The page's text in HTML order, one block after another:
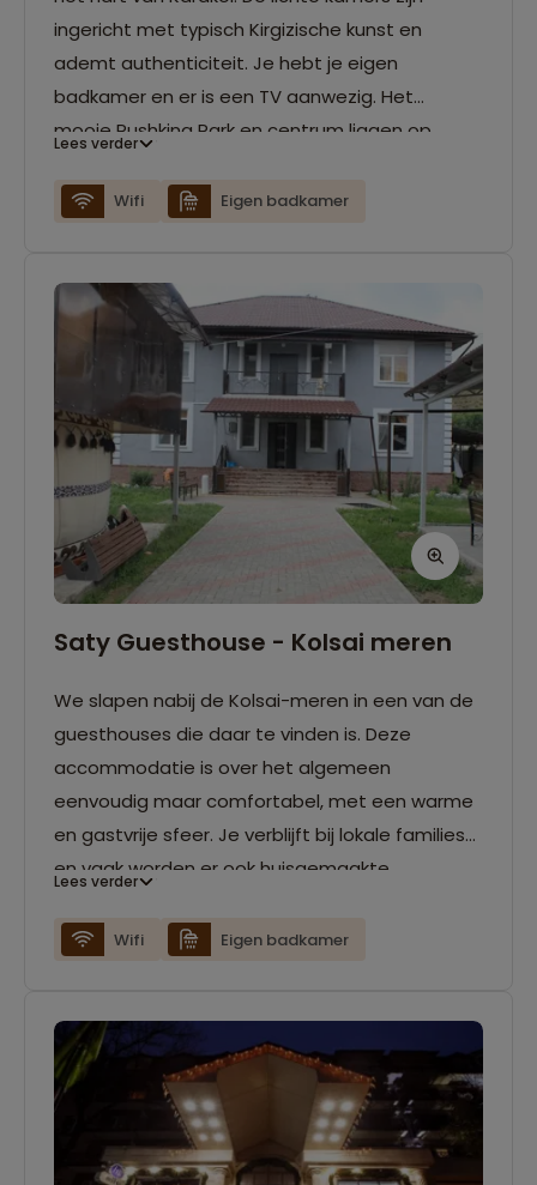
ingericht met typisch Kirgizische kunst en
ademt authenticiteit. Je hebt je eigen
badkamer en er is een TV aanwezig. Het
mooie Pushkina Park en centrum liggen op
beschikt het hotel over een sauna en er is
Lees verder
Wifi Eigen badkamer
Saty Guesthouse - Kolsai meren
We slapen nabij de Kolsai-meren in een van de
guesthouses die daar te vinden is. Deze
accommodatie is over het algemeen
eenvoudig maar comfortabel, met een warme
en gastvrije sfeer. Je verblijft bij lokale families
en vaak worden er ook huisgemaakte
meestal basic: de badkamers worden vaak
afgelegen ligging. Een eenpersoonskamer is
hier niet altijd beschikbaar.
Lees verder
Wifi Eigen badkamer